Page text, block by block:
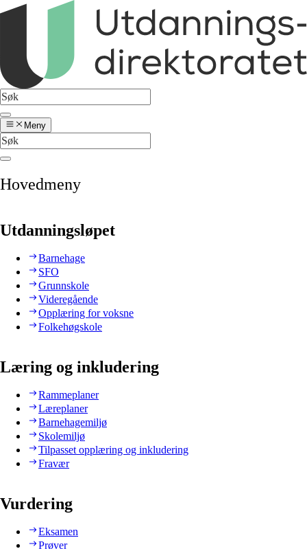
Meny
Hovedmeny
Utdanningsløpet
Barnehage
SFO
Grunnskole
Videregående
Opplæring for voksne
Folkehøgskole
Læring og inkludering
Rammeplaner
Læreplaner
Barnehagemiljø
Skolemiljø
Tilpasset opplæring og inkludering
Fravær
Vurdering
Eksamen
Prøver